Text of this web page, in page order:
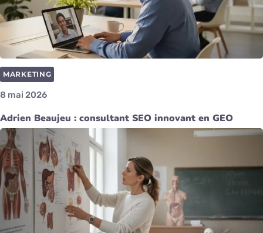
MARKETING
8 mai 2026
Adrien Beaujeu : consultant SEO innovant en GEO